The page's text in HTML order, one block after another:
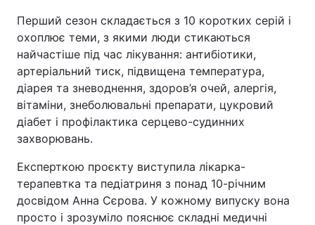
Перший сезон складається з 10 коротких серій і
охоплює теми, з якими люди стикаються
найчастіше під час лікування: антибіотики,
артеріальний тиск, підвищена температура,
діарея та зневоднення, здоров’я очей, алергія,
вітаміни, знеболювальні препарати, цукровий
діабет і профілактика серцево-судинних
захворювань.
Експерткою проєкту виступила лікарка-
терапевтка та педіатриня з понад 10-річним
досвідом Анна Сєрова. У кожному випуску вона
просто і зрозуміло пояснює складні медичні